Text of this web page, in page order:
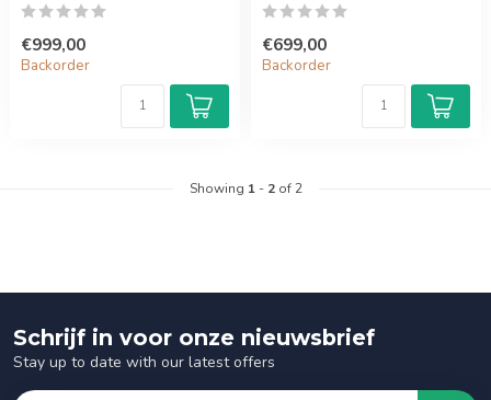
€999,00
Backorder
€699,00
Backorder
Showing 1- 2of 2
Schrijf in voor onze nieuwsbrief
Stay up to date with our latest offers